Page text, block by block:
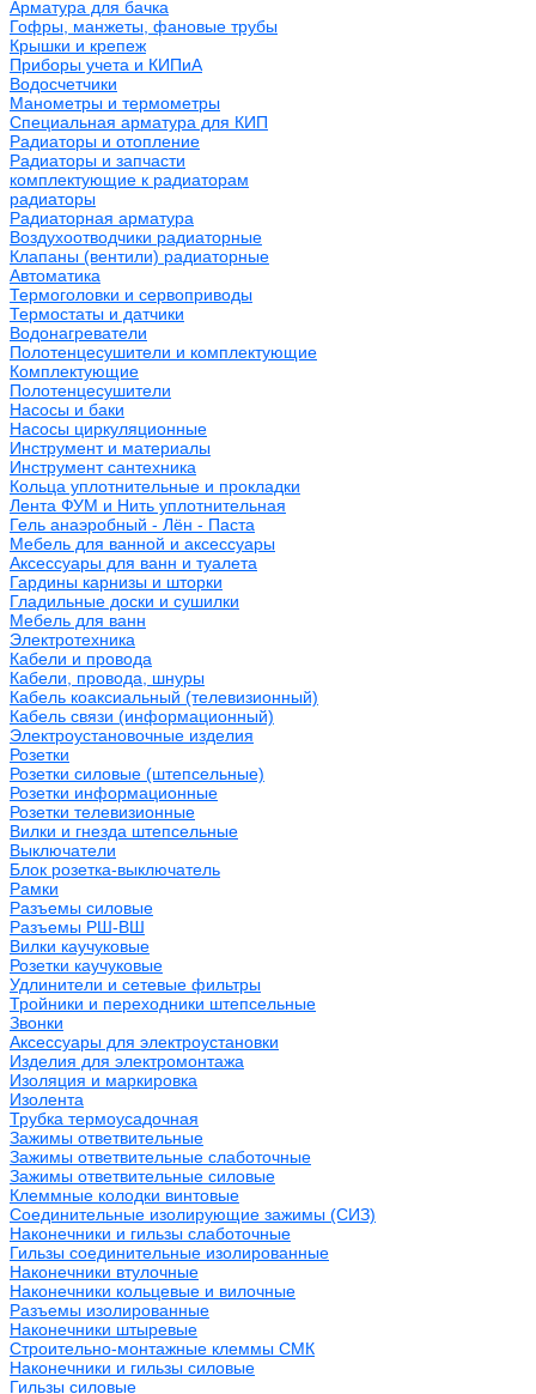
Арматура для бачка
Гофры, манжеты, фановые трубы
Крышки и крепеж
Приборы учета и КИПиА
Водосчетчики
Манометры и термометры
Специальная арматура для КИП
Радиаторы и отопление
Радиаторы и запчасти
комплектующие к радиаторам
радиаторы
Радиаторная арматура
Воздухоотводчики радиаторные
Клапаны (вентили) радиаторные
Автоматика
Термоголовки и сервоприводы
Термостаты и датчики
Водонагреватели
Полотенцесушители и комплектующие
Комплектующие
Полотенцесушители
Насосы и баки
Насосы циркуляционные
Инструмент и материалы
Инструмент сантехника
Кольца уплотнительные и прокладки
Лента ФУМ и Нить уплотнительная
Гель анаэробный - Лён - Паста
Мебель для ванной и аксессуары
Аксессуары для ванн и туалета
Гардины карнизы и шторки
Гладильные доски и сушилки
Мебель для ванн
Электротехника
Кабели и провода
Кабели, провода, шнуры
Кабель коаксиальный (телевизионный)
Кабель связи (информационный)
Электроустановочные изделия
Розетки
Розетки силовые (штепсельные)
Розетки информационные
Розетки телевизионные
Вилки и гнезда штепсельные
Выключатели
Блок розетка-выключатель
Рамки
Разъемы силовые
Разъемы РШ-ВШ
Вилки каучуковые
Розетки каучуковые
Удлинители и сетевые фильтры
Тройники и переходники штепсельные
Звонки
Аксессуары для электроустановки
Изделия для электромонтажа
Изоляция и маркировка
Изолента
Трубка термоусадочная
Зажимы ответвительные
Зажимы ответвительные слаботочные
Зажимы ответвительные силовые
Клеммные колодки винтовые
Соединительные изолирующие зажимы (СИЗ)
Наконечники и гильзы слаботочные
Гильзы соединительные изолированные
Наконечники втулочные
Наконечники кольцевые и вилочные
Разъемы изолированные
Наконечники штыревые
Строительно-монтажные клеммы СМК
Наконечники и гильзы силовые
Гильзы силовые